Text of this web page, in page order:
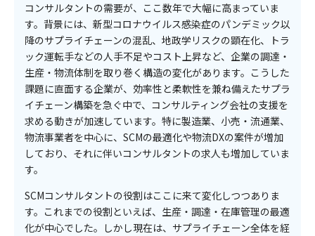
コンサルタントの需要が、ここ数年で大幅に高まっていま
す。背景には、新型コロナウイルス感染症のパンデミック以
降のサプライチェーンの混乱、地政学リスクの顕在化、トラ
ック運転手などの人手不足やコスト上昇など、企業の調達・
生産・物流体制を取り巻く構造の変化があります。こうした
課題に直面する企業が、効率性と柔軟性を兼ね備えたサプラ
イチェーン構築を急ぐ中で、コンサルティング会社の支援を
求める動きが加速しています。特に製造業、小売・流通業、
物流事業者を中心に、SCMの最適化や物流DXの案件が増加
しており、それに伴いコンサルタントの求人も増加していま
す。
SCMコンサルタントの役割はここに来て変化しつつありま
す。これまでの役割といえば、生産・調達・在庫管理の最適
化が中心でした。しかし現在は、サプライチェーン全体を経